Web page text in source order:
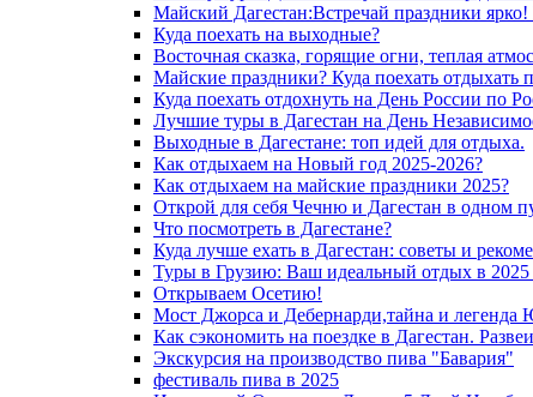
Майский Дагестан:Встречай праздники
Куда поехать на выходные?
Восточная сказка, горящие огни, теплая
Майские праздники? Куда поехать отдыхать
Куда поехать отдохнуть на День России по
Лучшие туры в Дагестан на День
Выходные в Дагестане: топ идей для отдыха.
Как отдыхаем на Новый год 2025-2026?
Как отдыхаем на майские праздники 2025?
Открой для себя Чечню и Дагестан в одном
Что посмотреть в Дагестане?
Куда лучше ехать в Дагестан: советы и
Туры в Грузию: Ваш идеальный отдых в 2025
Открываем Осетию!
Мост Джорса и Дебернарди,тайна и легенда
Как сэкономить на поездке в Дагестан.
Экскурсия на производство пива "Бавария"
фестиваль пива в 2025